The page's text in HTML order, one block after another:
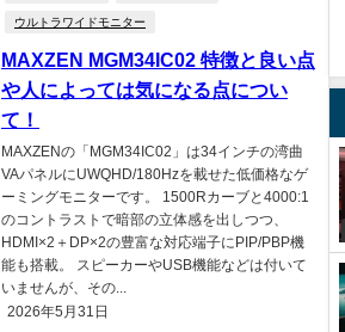
ウルトラワイドモニター
MAXZEN MGM34IC02 特徴と良い点
や人によっては気になる点につい
て！
MAXZENの「MGM34IC02」は34インチの湾曲
VAパネルにUWQHD/180Hzを載せた低価格なゲ
ーミングモニターです。 1500Rカーブと4000:1
のコントラストで暗部の立体感を出しつつ、
HDMI×2＋DP×2の豊富な対応端子にPIP/PBP機
能も搭載。 スピーカーやUSB機能などは付いて
いませんが、その...
2026年5月31日